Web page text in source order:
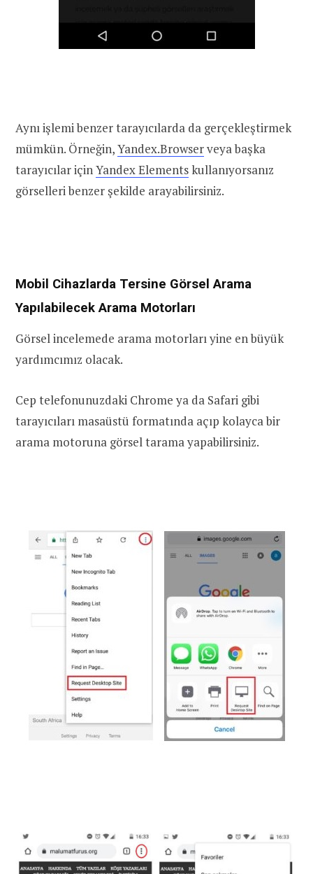
Aynı işlemi benzer tarayıcılarda da gerçekleştirmek
mümkün. Örneğin,Yandex.Browserveya başka
tarayıcılar içinYandex Elementskullanıyorsanız
görselleri benzer şekilde arayabilirsiniz.
Mobil Cihazlarda Tersine Görsel Arama
Yapılabilecek Arama Motorları
Görsel incelemede arama motorları yine en büyük
yardımcımız olacak.
Cep telefonunuzdaki Chrome ya da Safari gibi
tarayıcıları masaüstü formatında açıp kolayca bir
arama motoruna görsel tarama yapabilirsiniz.